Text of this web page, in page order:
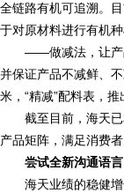
全链路有机可追溯。
于对原材料进行有机
——做减法，让产
并保证产品不减鲜、
米，“精减”配料表，
截至目前，海天
产品矩阵，满足消费
尝试全新沟通语
海天业绩的稳健增